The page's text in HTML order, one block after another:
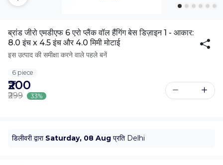
ब्रांड जीरो एमडीएफ 6 एरो प्लैंक वॉल हैंगिंग बेस डिज़ाइन 1 - आकार:
8.0 इंच x 4.5 इंच और 4.0 मिमी मोटाई
इस उत्पाद की समीक्षा करने वाले पहले बनें
6 piece
₹200
₹299 33%
डिलीवरी द्वारा Saturday, 08 Aug प्रति Delhi